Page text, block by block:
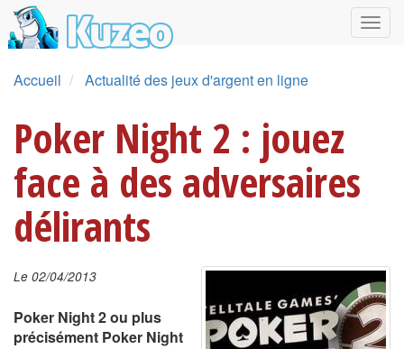
Accueil Actualité des jeux d'argent en ligne
Poker Night 2 : jouez
face à des adversaires
délirants
Le 02/04/2013
Poker Night 2 ou plus
précisément Poker Night